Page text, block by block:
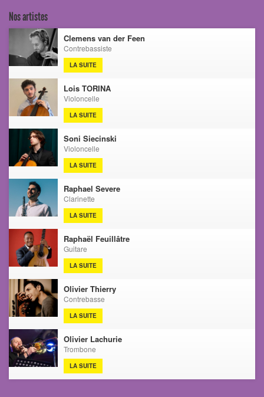
Nos artistes
Clemens van der Feen
Contrebassiste
LA SUITE
Lois TORINA
Violoncelle
LA SUITE
Soni Siecinski
Violoncelle
LA SUITE
Raphael Severe
Clarinette
LA SUITE
Raphaël Feuillâtre
Guitare
LA SUITE
Olivier Thierry
Contrebasse
LA SUITE
Olivier Lachurie
Trombone
LA SUITE